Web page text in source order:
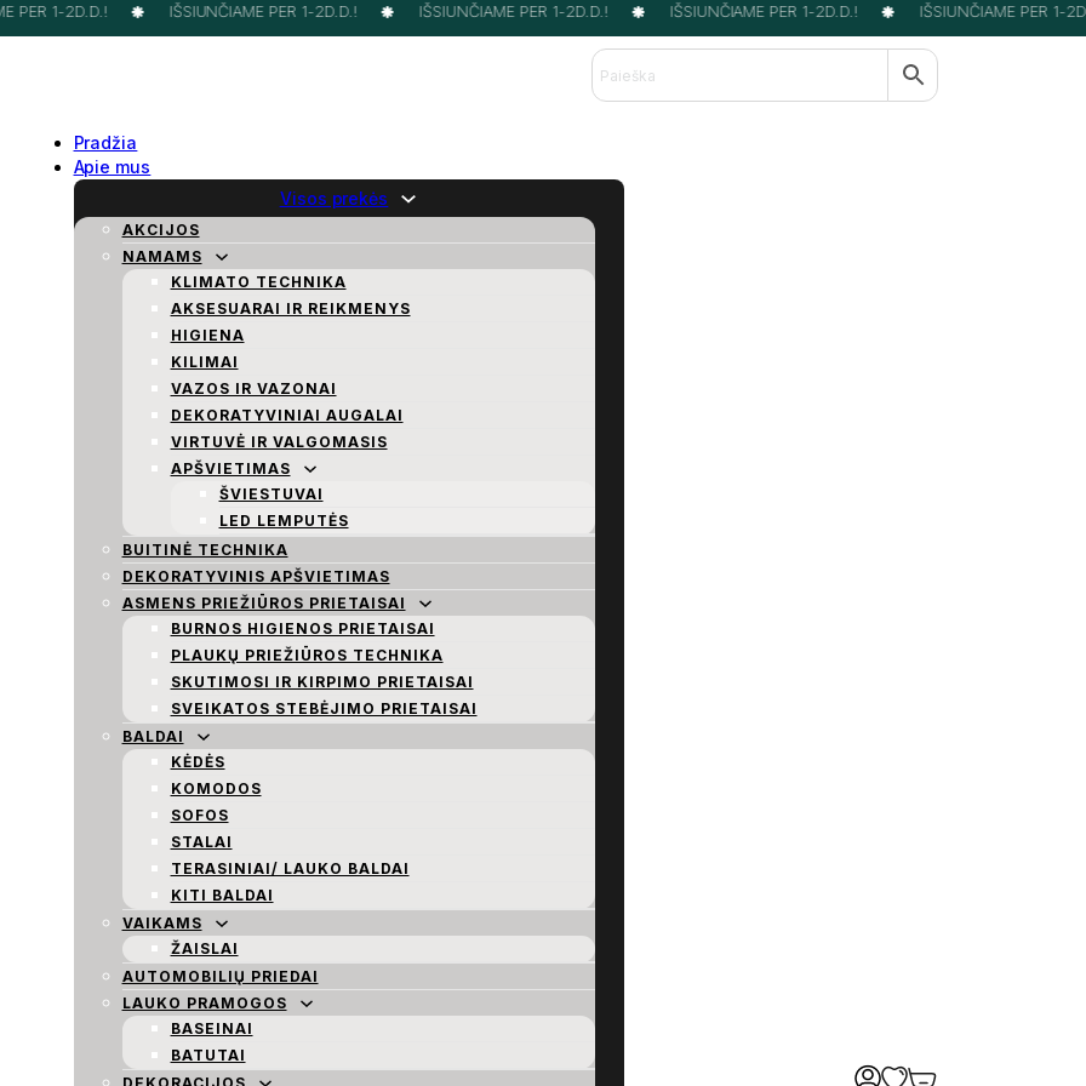
PER 1-2D.D.! IŠSIUNČIAME PER 1-2D.D.! IŠSIUNČIAME PER 1-2D.D.! IŠSIUNČIAME PER 1-2D.D.! IŠSIUNČIAME PER 1-
Pradžia
Apie mus
Visos prekės
AKCIJOS
NAMAMS
KLIMATO TECHNIKA
AKSESUARAI IR REIKMENYS
HIGIENA
KILIMAI
VAZOS IR VAZONAI
DEKORATYVINIAI AUGALAI
VIRTUVĖ IR VALGOMASIS
APŠVIETIMAS
ŠVIESTUVAI
LED LEMPUTĖS
BUITINĖ TECHNIKA
DEKORATYVINIS APŠVIETIMAS
ASMENS PRIEŽIŪROS PRIETAISAI
BURNOS HIGIENOS PRIETAISAI
PLAUKŲ PRIEŽIŪROS TECHNIKA
SKUTIMOSI IR KIRPIMO PRIETAISAI
SVEIKATOS STEBĖJIMO PRIETAISAI
BALDAI
KĖDĖS
KOMODOS
SOFOS
STALAI
TERASINIAI/ LAUKO BALDAI
KITI BALDAI
VAIKAMS
ŽAISLAI
AUTOMOBILIŲ PRIEDAI
LAUKO PRAMOGOS
BASEINAI
BATUTAI